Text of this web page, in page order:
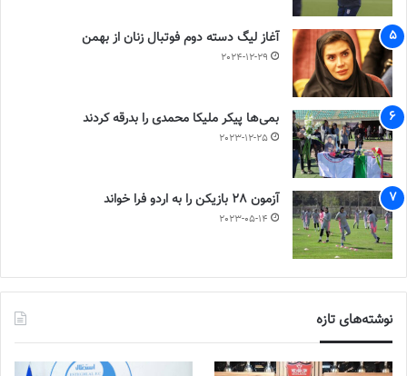
آغاز لیگ دسته دوم فوتبال زنان از بهمن
2024-12-29
بمی‌ها پیکر ملیکا محمدی را بدرقه کردند
2023-12-25
آزمون 28 بازیکن را به اردو فرا خواند
2023-05-14
نوشته‌های تازه